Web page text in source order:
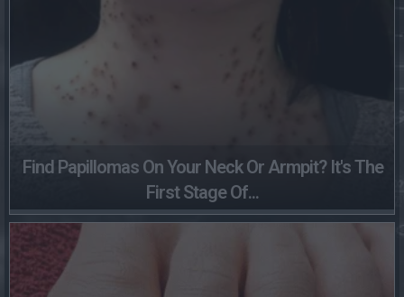
Find Papillomas On Your Neck Or Armpit? It's The
First Stage Of...